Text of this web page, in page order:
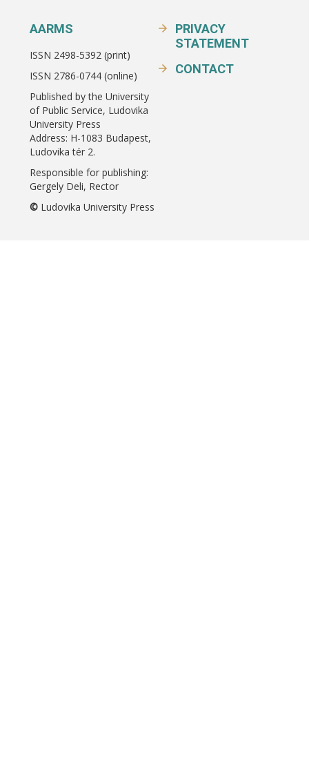
AARMS
ISSN 2498-5392 (print)
ISSN 2786-0744 (online)
Published by the University
of Public Service, Ludovika
University Press
Address: H-1083 Budapest,
Ludovika tér 2.
Responsible for publishing:
Gergely Deli, Rector
© Ludovika University Press
PRIVACY
STATEMENT
CONTACT